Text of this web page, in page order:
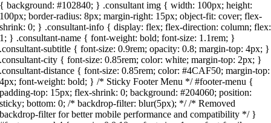
{ background: #102840; } .consultant img { width: 100px; height:
100px; border-radius: 8px; margin-right: 15px; object-fit: cover; flex-
shrink: 0; } .consultant-info { display: flex; flex-direction: column; flex:
1; } .consultant-name { font-weight: bold; font-size: 1.1rem; }
.consultant-subtitle { font-size: 0.9rem; opacity: 0.8; margin-top: 4px; }
.consultant-city { font-size: 0.85rem; color: white; margin-top: 2px; }
.consultant-distance { font-size: 0.85rem; color: #4CAF50; margin-top:
4px; font-weight: bold; } /* Sticky Footer Menu */ #footer-menu {
padding-top: 15px; flex-shrink: 0; background: #204060; position:
sticky; bottom: 0; /* backdrop-filter: blur(5px); */ /* Removed
backdrop-filter for better mobile performance and compatibility */ }